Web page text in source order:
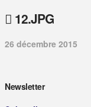
12.JPG
26 décembre 2015
Newsletter